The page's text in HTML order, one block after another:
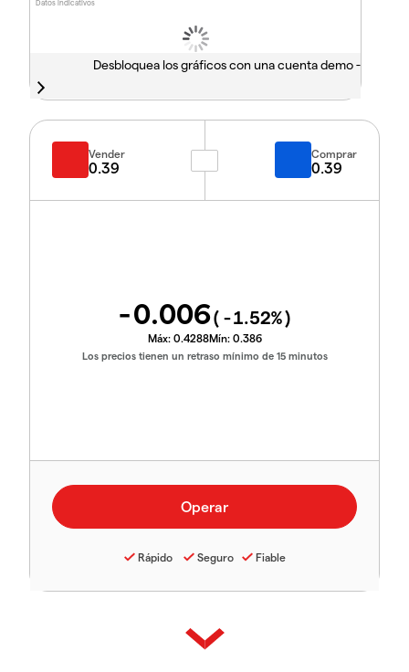
Datos indicativos
Desbloquea los gráficos con una cuenta demo -
Vender
0.39
Comprar
0.39
-0.006( -1.52%)
Máx: 0.4288Mín: 0.386
Los precios tienen un retraso mínimo de 15 minutos
Rápido Seguro Fiable